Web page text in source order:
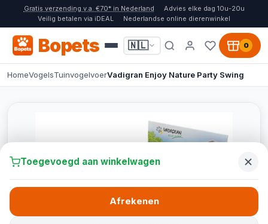
Gratis verzending v.a. €70* in Nederland
Advies elke dag 10u-20u
Veilig betalen via iDEAL
Nederlandse online dierenwinkel
Bopets 🇳🇱 0
HomeVogelsTuinvogelvoerVadigran Enjoy Nature Party Swing
Toegevoegd aan winkelwagen
Afrekenen